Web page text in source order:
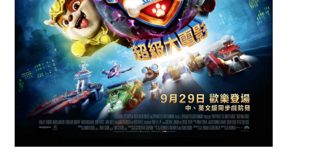
影城公告
影城活動
中獎名單
合作夥伴